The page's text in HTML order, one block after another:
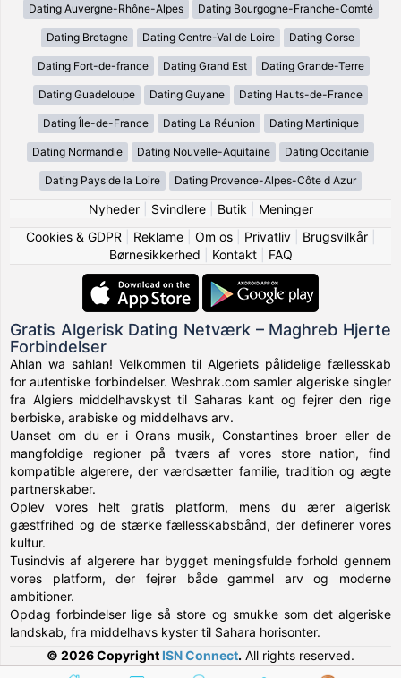
Dating Auvergne-Rhône-Alpes Dating Bourgogne-Franche-Comté
Dating Bretagne Dating Centre-Val de Loire Dating Corse
Dating Fort-de-france Dating Grand Est Dating Grande-Terre
Dating Guadeloupe Dating Guyane Dating Hauts-de-France
Dating Île-de-France Dating La Réunion Dating Martinique
Dating Normandie Dating Nouvelle-Aquitaine Dating Occitanie
Dating Pays de la Loire Dating Provence-Alpes-Côte d Azur
Nyheder| Svindlere| Butik
Meninger
Cookies & GDPR
Reklame| Om os| Privatliv| Brugsvilkår|
Børnesikkerhed
Kontakt| FAQ
Gratis Algerisk Dating Netværk – Maghreb Hjerte
Forbindelser
Ahlan wa sahlan! Velkommen til Algeriets pålidelige fællesskab
for autentiske forbindelser. Weshrak.com samler algeriske singler
fra Algiers middelhavskyst til Saharas kant og fejrer den rige
berbiske, arabiske og middelhavs arv.
Uanset om du er i Orans musik, Constantines broer eller de
mangfoldige regioner på tværs af vores store nation, find
kompatible algerere, der værdsætter familie, tradition og ægte
partnerskaber.
Oplev vores helt gratis platform, mens du ærer algerisk
gæstfrihed og de stærke fællesskabsbånd, der definerer vores
kultur.
Tusindvis af algerere har bygget meningsfulde forhold gennem
vores platform, der fejrer både gammel arv og moderne
ambitioner.
Opdag forbindelser lige så store og smukke som det algeriske
landskab, fra middelhavs kyster til Sahara horisonter.
© 2026 Copyright ISN Connect. All rights reserved.